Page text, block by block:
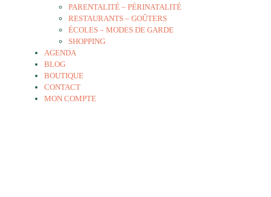
PARENTALITÉ – PÉRINATALITÉ
RESTAURANTS – GOÛTERS
ÉCOLES – MODES DE GARDE
SHOPPING
AGENDA
BLOG
BOUTIQUE
CONTACT
MON COMPTE